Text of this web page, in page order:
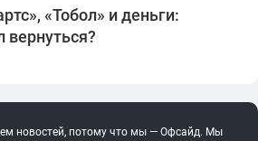
«Тобол» и деньги:
новостей, потому что мы — Офсайд. Мы